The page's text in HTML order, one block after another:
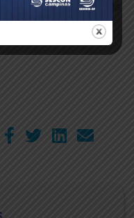
do Sescon-SP, Carlos
de iniciativas